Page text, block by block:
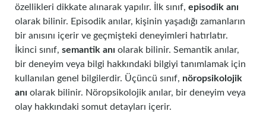
özellikleri dikkate alınarak yapılır. İlk sınıf, episodik anı
olarak bilinir. Episodik anılar, kişinin yaşadığı zamanların
bir anısını içerir ve geçmişteki deneyimleri hatırlatır.
İkinci sınıf, semantik anı olarak bilinir. Semantik anılar,
bir deneyim veya bilgi hakkındaki bilgiyi tanımlamak için
kullanılan genel bilgilerdir. Üçüncü sınıf, nöropsikolojik
anı olarak bilinir. Nöropsikolojik anılar, bir deneyim veya
olay hakkındaki somut detayları içerir.